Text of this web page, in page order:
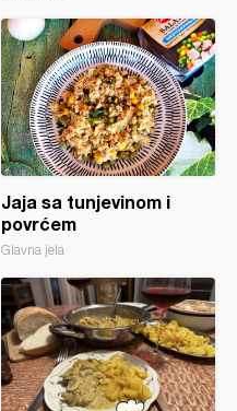
Jaja sa tunjevinom i
povrćem
Glavna jela